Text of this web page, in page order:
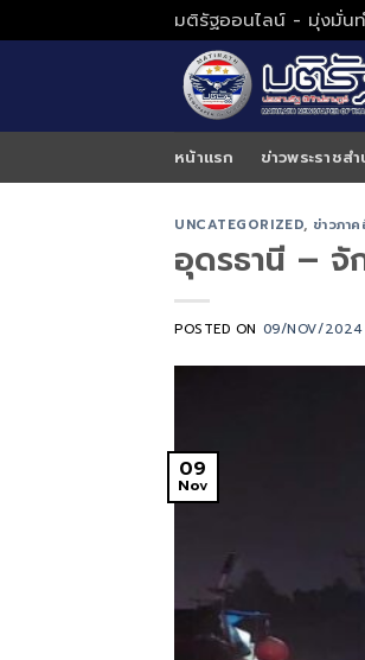
to
มติรัฐออนไลน์ - มุ่งมั่น
หน้าแรก ข่าวพระราชส
UNCATEGORIZED, ข่าวภา
อุดรธานี – จั
POSTED ON 09/NOV/2024
09
Nov